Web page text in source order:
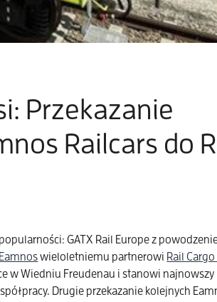
Przekazanie
Railcars do
GATX Rail Europe z
Eamnoswieloletniemu partnerowi Rail
w Wiedniu Freudenau i stanowi najnowszy
Drugie przekazanie kolejnych